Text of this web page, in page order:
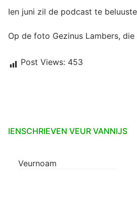
Ien juni zil de podcast te
Op de foto Gezinus Lambers,
Post Views: 453
IENSCHRIEVEN VEUR VANNIJS
Veurnoam